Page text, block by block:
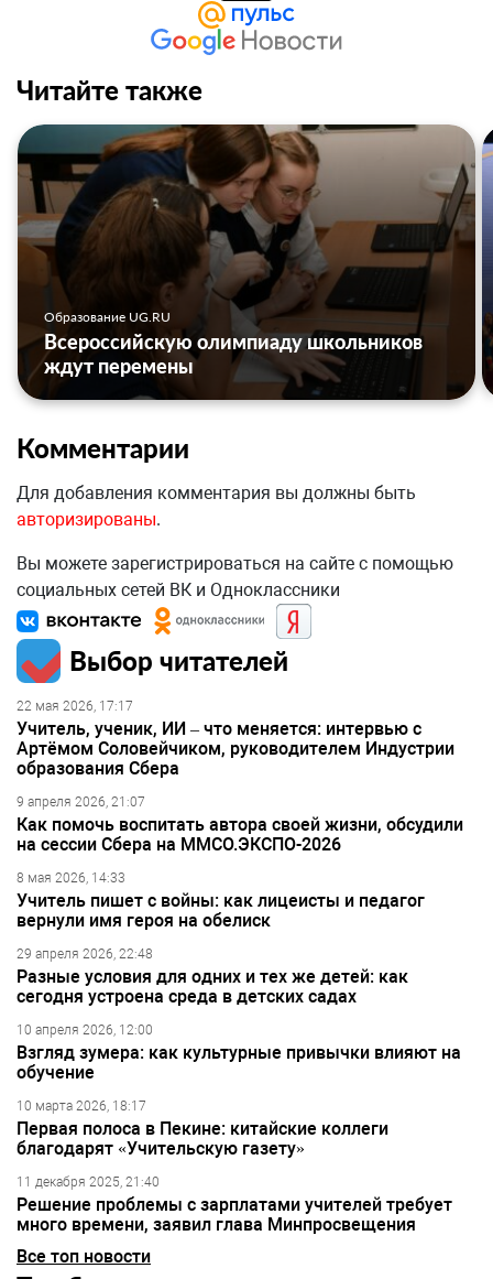
Читайте также
Образование UG.RU
Всероссийскую олимпиаду школьников
ждут перемены
Комментарии
Для добавления комментария вы должны быть
авторизированы.
Вы можете зарегистрироваться на сайте с помощью
социальных сетей ВК и Одноклассники
Выбор читателей
22 мая 2026, 17:17
Учитель, ученик, ИИ – что меняется: интервью с
Артёмом Соловейчиком, руководителем Индустрии
образования Сбера
9 апреля 2026, 21:07
Как помочь воспитать автора своей жизни, обсудили
на сессии Сбера на ММСО.ЭКСПО-2026
8 мая 2026, 14:33
Учитель пишет с войны: как лицеисты и педагог
вернули имя героя на обелиск
29 апреля 2026, 22:48
Разные условия для одних и тех же детей: как
сегодня устроена среда в детских садах
10 апреля 2026, 12:00
Взгляд зумера: как культурные привычки влияют на
обучение
10 марта 2026, 18:17
Первая полоса в Пекине: китайские коллеги
благодарят «Учительскую газету»
11 декабря 2025, 21:40
Решение проблемы с зарплатами учителей требует
много времени, заявил глава Минпросвещения
Все топ новости